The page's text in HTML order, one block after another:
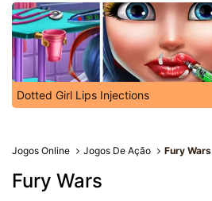
Dotted Girl Lips Injections
Jogos Online Jogos De Ação Fury Wars
Fury Wars